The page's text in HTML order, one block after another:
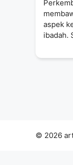
aspek
ibadah.
© 2026